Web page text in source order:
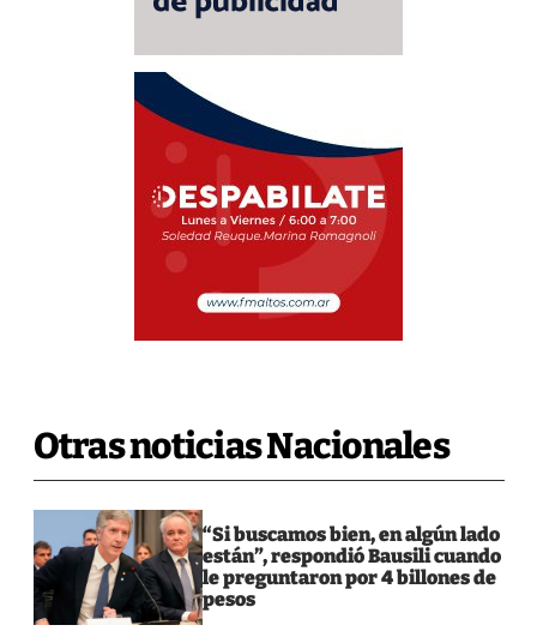
Otras noticias Nacionales
“Si buscamos bien, en algún lado
están”, respondió Bausili cuando
le preguntaron por 4 billones de
pesos